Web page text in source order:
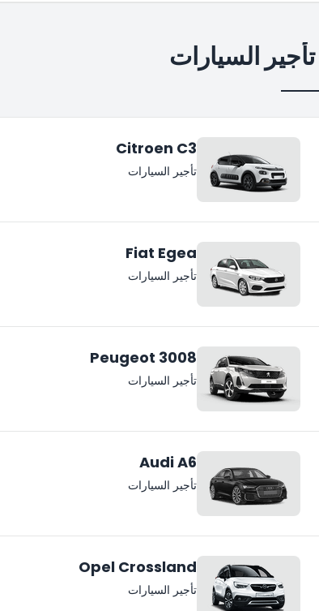
Citroen C3
تأجير السيارات
Fiat Egea
تأجير السيارات
Peugeot 3008
تأجير السيارات
Audi A6
تأجير السيارات
Opel Crossland
تأجير السيارات